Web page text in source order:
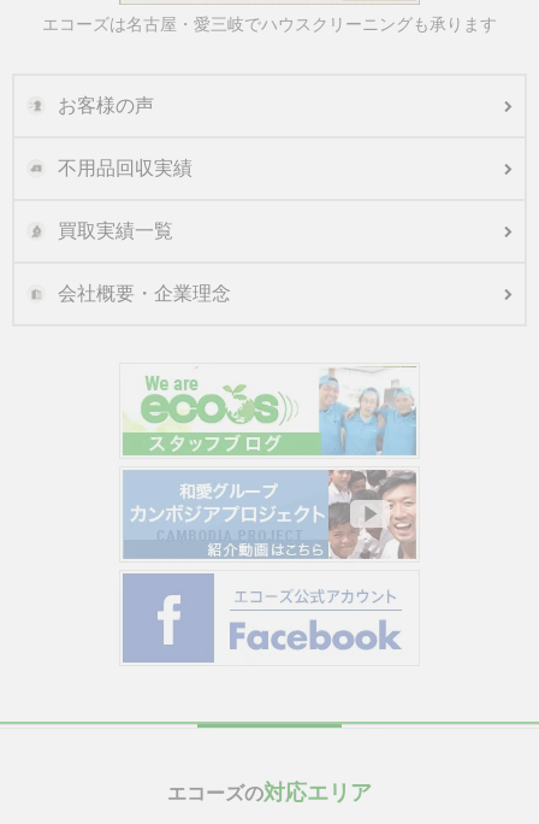
エコーズは名古屋・愛三岐でハウスクリーニングも承ります
お客様の声
不用品回収実績
買取実績一覧
会社概要・企業理念
エコーズの対応エリア